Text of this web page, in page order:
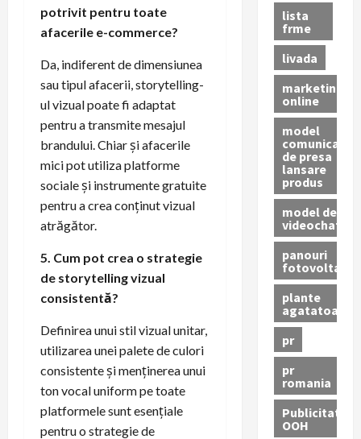
potrivit pentru toate
afacerile e-commerce?
Da, indiferent de dimensiunea
sau tipul afacerii, storytelling-
ul vizual poate fi adaptat
pentru a transmite mesajul
brandului. Chiar și afacerile
mici pot utiliza platforme
sociale și instrumente gratuite
pentru a crea conținut vizual
atrăgător.
5. Cum pot crea o strategie
de storytelling vizual
consistentă?
Definirea unui stil vizual unitar,
utilizarea unei palete de culori
consistente și menținerea unui
ton vocal uniform pe toate
platformele sunt esențiale
pentru o strategie de
lista
frme
livada
marketing
online
model
comunicat
de presa
lansare
produs
model de
videochat
panouri
fotovoltaice
plante
agatatoare
pr
pr
romania
Publicitate
OOH